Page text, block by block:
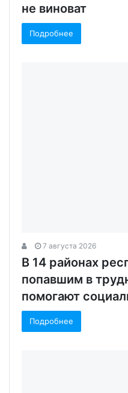
не виноват
Подробнее
7 августа 2026
В 14 районах
попавшим в
помогают
Подробнее